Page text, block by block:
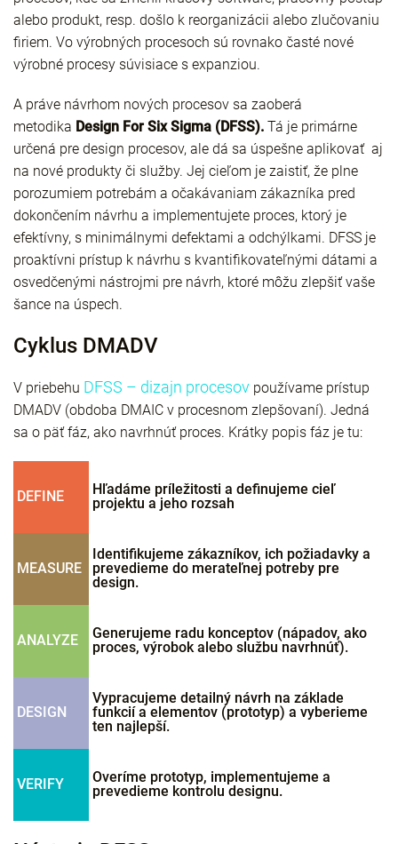
alebo produkt, resp. došlo k reorganizácii alebo zlučovaniu
firiem. Vo výrobných procesoch sú rovnako časté nové
výrobné procesy súvisiace s expanziou.
A práve návrhom nových procesov sa zaoberá
metodika Design For Six Sigma (DFSS). Tá je primárne
určená pre design procesov, ale dá sa úspešne aplikovať aj
na nové produkty či služby. Jej cieľom je zaistiť, že plne
porozumiem potrebám a očakávaniam zákazníka pred
dokončením návrhu a implementujete proces, ktorý je
efektívny, s minimálnymi defektami a odchýlkami. DFSS je
proaktívni prístup k návrhu s kvantifikovateľnými dátami a
osvedčenými nástrojmi pre návrh, ktoré môžu zlepšiť vaše
šance na úspech.
Cyklus DMADV
V priebehu DFSS – dizajn procesov používame prístup
DMADV (obdoba DMAIC v procesnom zlepšovaní). Jedná
sa o päť fáz, ako navrhnúť proces. Krátky popis fáz je tu:
DEFINE
Hľadáme príležitosti a definujeme cieľ
projektu a jeho rozsah
MEASURE
Identifikujeme zákazníkov, ich požiadavky a
prevedieme do merateľnej potreby pre
design.
ANALYZE
Generujeme radu konceptov (nápadov, ako
proces, výrobok alebo službu navrhnúť).
DESIGN
Vypracujeme detailný návrh na základe
funkcií a elementov (prototyp) a vyberieme
ten najlepší.
VERIFY
Overíme prototyp, implementujeme a
prevedieme kontrolu designu.